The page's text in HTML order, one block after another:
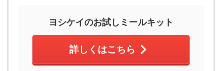
ヨシケイのお試しミールキット
詳しくはこちら